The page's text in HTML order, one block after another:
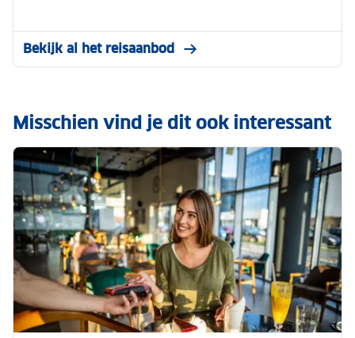
Bekijk al het reisaanbod
Misschien vind je dit ook interessant